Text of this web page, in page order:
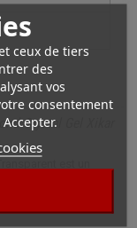
ceux de tiers
des
vos
consentement
Crystal Gel Xikar
taille classique.